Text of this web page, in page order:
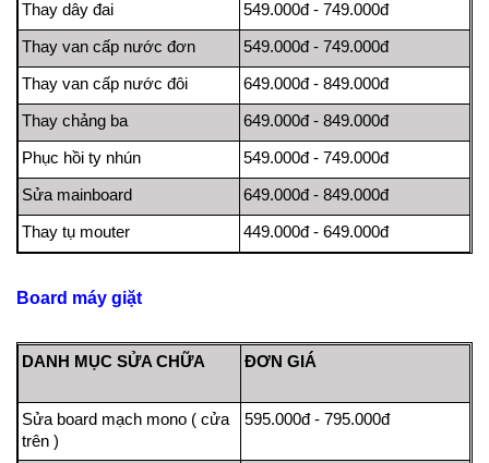
Thay dây đai 549.000đ - 749.000đ
Thay van cấp nước đơn 549.000đ - 749.000đ
Thay van cấp nước đôi 649.000đ - 849.000đ
Thay chảng ba 649.000đ - 849.000đ
Phục hồi ty nhún 549.000đ - 749.000đ
Sửa mainboard 649.000đ - 849.000đ
Thay tụ mouter 449.000đ - 649.000đ
Board máy giặt
DANH MỤC SỬA CHỮA ĐƠN GIÁ
Sửa board mạch mono ( cửa
trên )
595.000đ - 795.000đ